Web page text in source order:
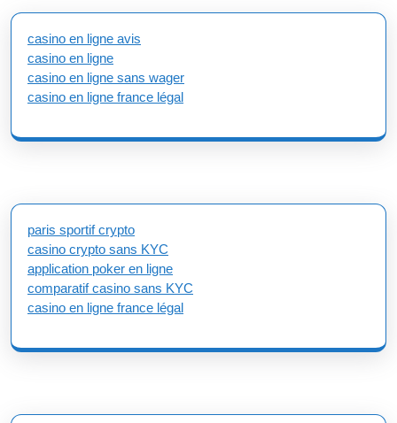
casino en ligne avis
casino en ligne
casino en ligne sans wager
casino en ligne france légal
paris sportif crypto
casino crypto sans KYC
application poker en ligne
comparatif casino sans KYC
casino en ligne france légal